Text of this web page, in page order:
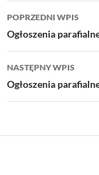
Nawigacja
wpisu
POPRZEDNI WPIS
Ogłoszenia
NASTĘPNY WPIS
Ogłoszenia